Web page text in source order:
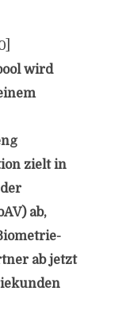
]
wird
zielt in
ab,
ab jetzt